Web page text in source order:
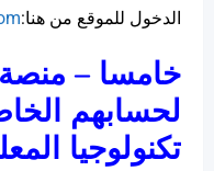
الدخول للموقع من هنا:
خامسا – منصة
لحسابهم
تكنولوجيا